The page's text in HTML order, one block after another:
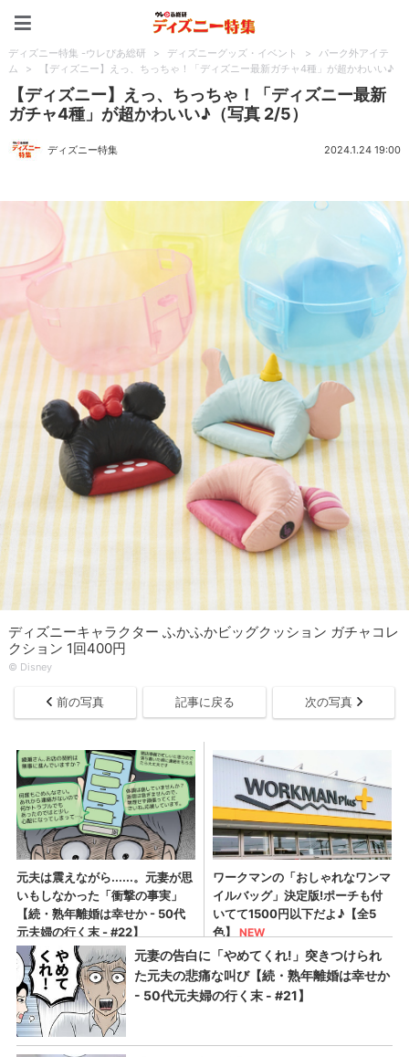
ディズニー特集 -ウレぴあ総研 > ディズニーグッズ・イベント >
パーク外アイテ
ム
> 【ディズニー】えっ、ちっちゃ！「ディズニー最新ガチャ4種」が超かわいい♪
【ディズニー】えっ、ちっちゃ！「ディズニー最新
ガチャ4種」が超かわいい♪（写真 2/5）
ディズニー特集 2024.1.24 19:00
ディズニーキャラクター ふかふかビッグクッション ガチャコレ
クション 1回400円
© Disney
前の写真 記事に戻る 次の写真